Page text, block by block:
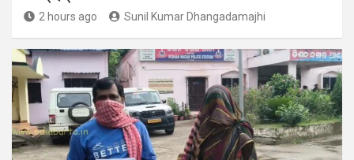
2 hours ago Sunil Kumar Dhangadamajhi